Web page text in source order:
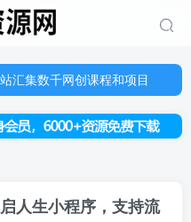
汇集数千网创课程和项目
汇集数千网创课程和项目
人生小程序，支持流